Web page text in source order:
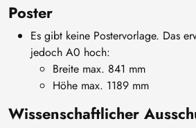
Poster
Es gibt keine Postervorlage. Das
jedoch A0 hoch:
Breite max. 841 mm
Höhe max. 1189 mm
Wissenschaftlicher